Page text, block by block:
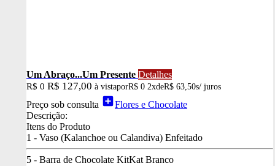
Um Abraço...Um Presente Detalhes
R$ 0 R$ 127,00 à vistaporR$ 0 2xdeR$ 63,50s/ juros
Preço sob consulta add_boxFlores e Chocolate
Descrição:
Itens do Produto
1 - Vaso (Kalanchoe ou Calandiva) Enfeitado
5 - Barra de Chocolate KitKat Branco